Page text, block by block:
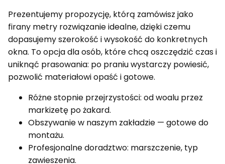
Prezentujemy propozycję, którą zamówisz jako
firany metry rozwiązanie idealne, dzięki czemu
dopasujemy szerokość i wysokość do konkretnych
okna. To opcja dla osób, które chcą oszczędzić czas i
uniknąć prasowania: po praniu wystarczy powiesić,
pozwolić materiałowi opaść i gotowe.
Różne stopnie przejrzystości: od woalu przez
markizetę po żakard.
Obszywanie w naszym zakładzie — gotowe do
montażu.
Profesjonalne doradztwo: marszczenie, typ
zawieszenia.